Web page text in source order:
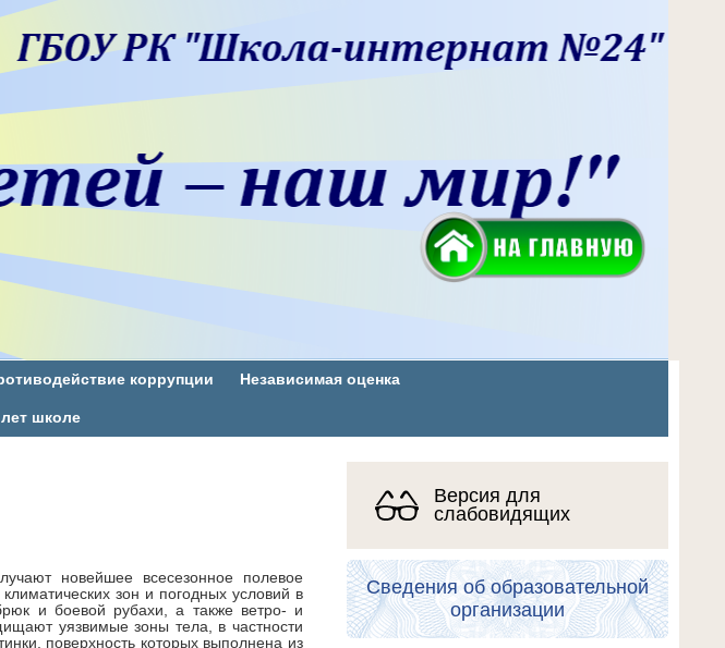
коррупции Независимая оценка
лет школе
новейшее всесезонное полевое
зон и погодных условий в
и боевой рубахи, а также ветро- и
уязвимые зоны тела, в частности
поверхность которых выполнена из
Версия для
слабовидящих
Сведения об образовательной
организации